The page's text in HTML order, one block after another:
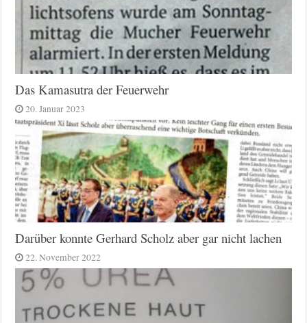
Das Kamasutra der Feuerwehr
20. Januar 2023
Darüber konnte Gerhard Scholz aber gar nicht lachen
22. November 2022